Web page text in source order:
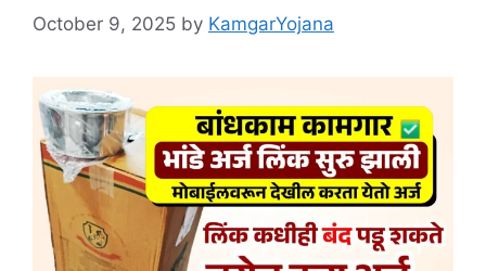
October 9, 2025 by KamgarYojana